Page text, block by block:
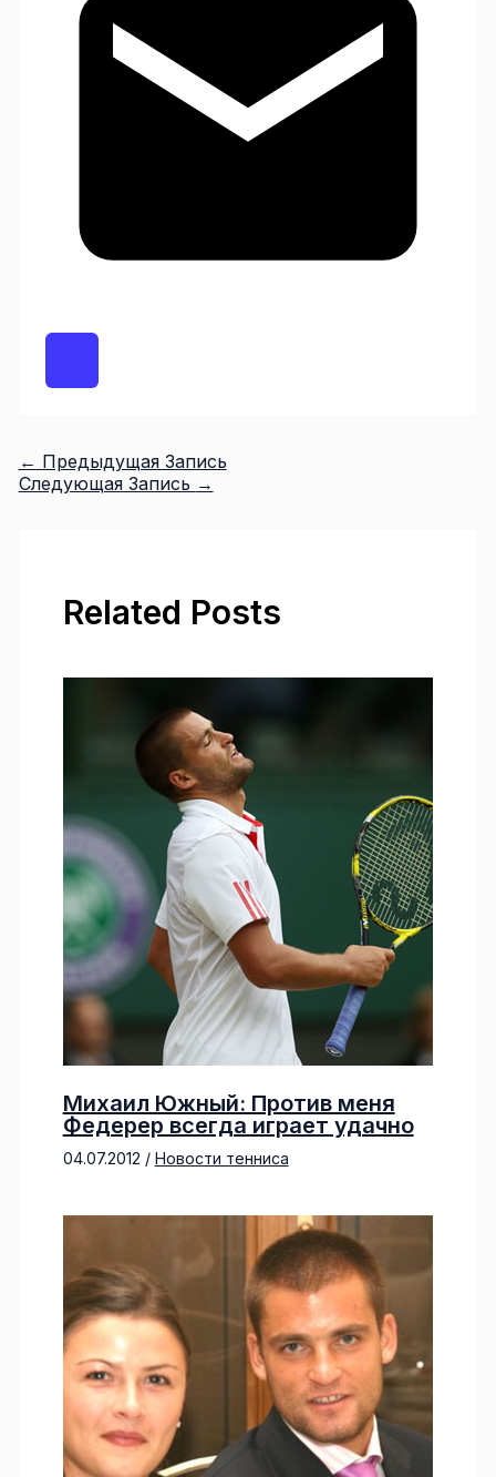
← Предыдущая Запись
Следующая Запись →
Related Posts
Михаил Южный: Против меня
Федерер всегда играет удачно
04.07.2012 / Новости тенниса